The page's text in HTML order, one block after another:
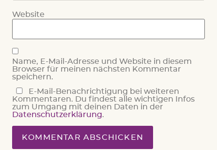
Website
Name, E-Mail-Adresse und Website in diesem
Browser für meinen nächsten Kommentar
speichern.
E-Mail-Benachrichtigung bei weiteren
Kommentaren. Du findest alle wichtigen Infos
zum Umgang mit deinen Daten in der
Datenschutzerklärung.